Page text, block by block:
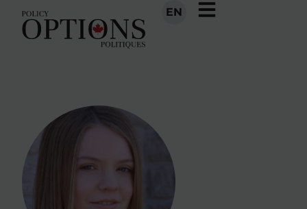
EN